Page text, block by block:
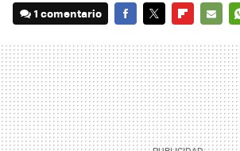
1 comentario
MAIL